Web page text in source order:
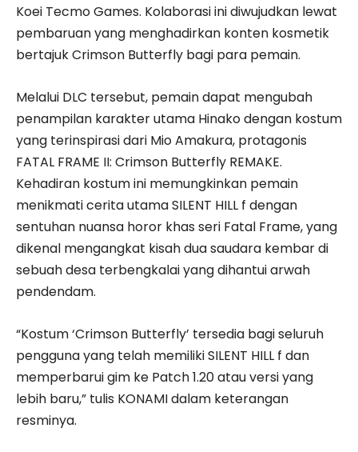
Koei Tecmo Games. Kolaborasi ini diwujudkan lewat
pembaruan yang menghadirkan konten kosmetik
bertajuk Crimson Butterfly bagi para pemain.
Melalui DLC tersebut, pemain dapat mengubah
penampilan karakter utama Hinako dengan kostum
yang terinspirasi dari Mio Amakura, protagonis
FATAL FRAME II: Crimson Butterfly REMAKE.
Kehadiran kostum ini memungkinkan pemain
menikmati cerita utama SILENT HILL f dengan
sentuhan nuansa horor khas seri Fatal Frame, yang
dikenal mengangkat kisah dua saudara kembar di
sebuah desa terbengkalai yang dihantui arwah
pendendam.
“Kostum ‘Crimson Butterfly’ tersedia bagi seluruh
pengguna yang telah memiliki SILENT HILL f dan
memperbarui gim ke Patch 1.20 atau versi yang
lebih baru,” tulis KONAMI dalam keterangan
resminya.